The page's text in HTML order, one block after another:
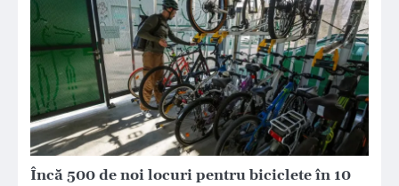
Încă 500 de noi locuri pentru biciclete în 10